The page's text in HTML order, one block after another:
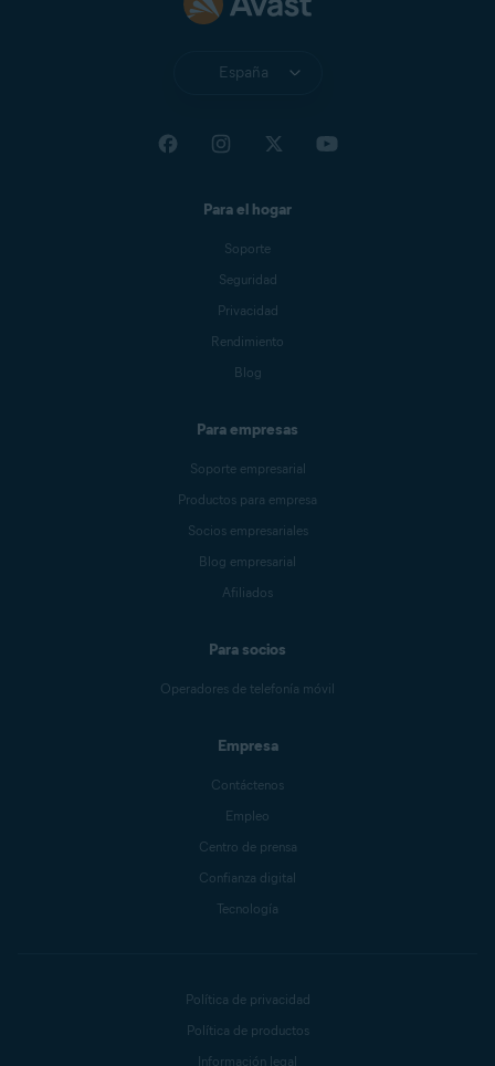
España
Para el hogar
Soporte
Seguridad
Privacidad
Rendimiento
Blog
Para empresas
Soporte empresarial
Productos para empresa
Socios empresariales
Blog empresarial
Afiliados
Para socios
Operadores de telefonía móvil
Empresa
Contáctenos
Empleo
Centro de prensa
Confianza digital
Tecnología
Política de privacidad
Política de productos
Información legal